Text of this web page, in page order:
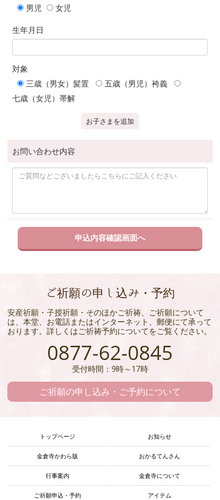
男児
女児
生年月日
対象
三歳（男女）髪置
五歳（男児）袴義
七歳（女児）帯解
お子さまを追加
お問い合わせ内容
ご祈願の申し込み・予約
安産祈願・子授祈願・そのほかご祈祷、ご祈願について
は、本堂、お電話またはインターネット、郵便にて承って
おります。詳しくはご祈祷予約についてをご覧ください。
0877-62-0845
受付時間：9時～17時
ご祈願の申し込み・ご予約について
トップページ お知らせ
金倉寺かわら版 おかるてんさん
行事案内 金倉寺について
ご祈願申込・予約 アイテム